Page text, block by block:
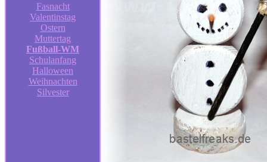
Fasnacht
Valentinstag
Ostern
Muttertag
Fußball-WM
Schulanfang
Halloween
Weihnachten
Silvester